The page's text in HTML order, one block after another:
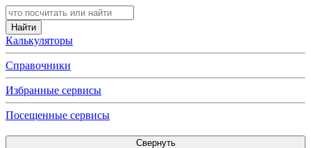
Калькуляторы
Справочники
Избранные сервисы
Посещенные сервисы